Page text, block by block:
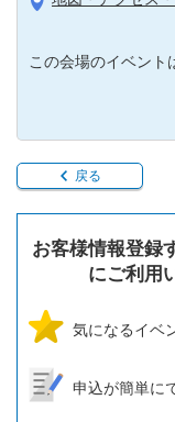
この会場のイベント
戻る
お客様情報登録
にご利用
気になるイベ
申込が簡単に